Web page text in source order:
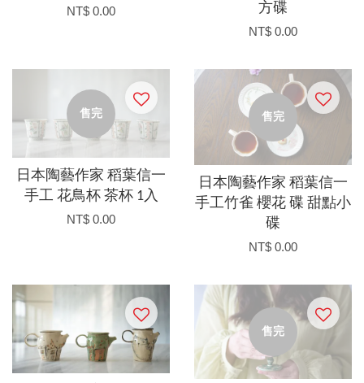
NT$ 0.00
方碟
NT$ 0.00
售完
日本陶藝作家 稻葉信一
手工 花鳥杯 茶杯 1入
NT$ 0.00
售完
日本陶藝作家 稻葉信一
手工竹雀 櫻花 碟 甜點小
碟
NT$ 0.00
售完